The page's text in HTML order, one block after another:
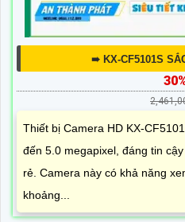
➠ KX-CF5101S
Thiết bị Camera HD KX-
đến 5.0 megapixel, đáng tin
rẻ. Camera này có khả năng
khoảng...